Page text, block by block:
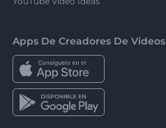
Apps De Creadores De Videos